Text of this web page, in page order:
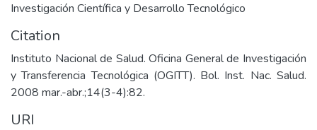
Investigación Científica y Desarrollo Tecnológico
Citation
Instituto Nacional de Salud. Oficina General de Investigación
y Transferencia Tecnológica (OGITT). Bol. Inst. Nac. Salud.
2008 mar.-abr.;14(3-4):82.
URI